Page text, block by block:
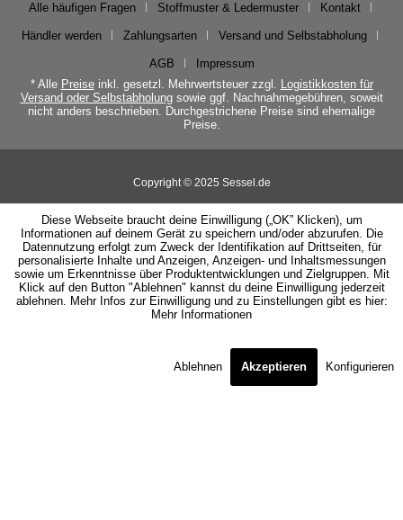
Alle häufigen Fragen Stoffmuster & Ledermuster Kontakt
Händler werden Zahlungsarten Versand und Selbstabholung
AGB
Impressum
* Alle Preiseinkl. gesetzl. Mehrwertsteuer zzgl. Logistikkosten für
Versand oder Selbstabholungsowie ggf. Nachnahmegebühren, soweit
nicht anders beschrieben. Durchgestrichene Preise sind ehemalige
Preise.
Copyright © 2025 Sessel.de
Diese Webseite braucht deine Einwilligung („OK” Klicken), um
Informationen auf deinem Gerät zu speichern und/oder abzurufen. Die
Datennutzung erfolgt zum Zweck der Identifikation auf Drittseiten, für
personalisierte Inhalte und Anzeigen, Anzeigen- und Inhaltsmessungen
sowie um Erkenntnisse über Produktentwicklungen und Zielgruppen. Mit
Klick auf den Button "Ablehnen" kannst du deine Einwilligung jederzeit
ablehnen. Mehr Infos zur Einwilligung und zu Einstellungen gibt es hier:
Mehr Informationen
Ablehnen Akzeptieren Konfigurieren